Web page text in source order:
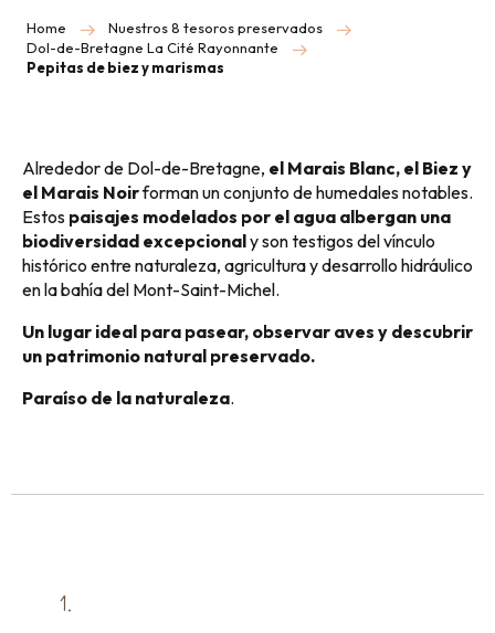
Home
Nuestros 8 tesoros preservados
Dol-de-Bretagne La Cité Rayonnante
Pepitas de biez y marismas
Alrededor de Dol-de-Bretagne, el Marais Blanc, el Biez y
el Marais Noirforman un conjunto de humedales notables.
Estos paisajes modelados por el agua albergan una
biodiversidad excepcionaly son testigos del vínculo
histórico entre naturaleza, agricultura y desarrollo hidráulico
en la bahía del Mont-Saint-Michel.
Un lugar ideal para pasear, observar aves y descubrir
un patrimonio natural preservado.
Paraíso de la naturaleza.
1.